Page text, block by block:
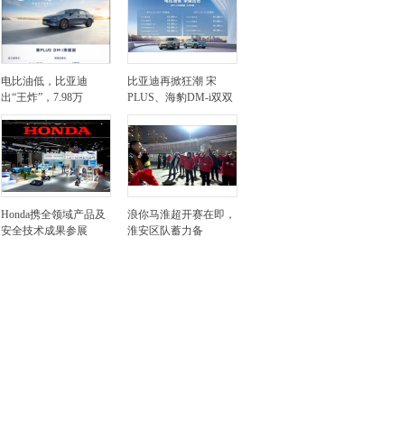
电比油低，比亚迪
出“王炸”，7.98万
比亚迪再掀狂潮 宋
PLUS、海豹DM-i双双
Honda携全领域产品及
安全技术成果参展
浪你马淮超开赛在即，
淮安区队蓄力备